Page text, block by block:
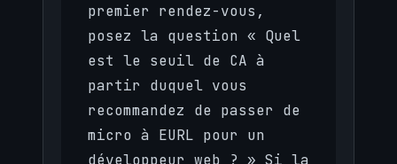
premier rendez-vous,
posez la question « Quel
est le seuil de CA à
partir duquel vous
recommandez de passer de
micro à EURL pour un
développeur web ? » Si la